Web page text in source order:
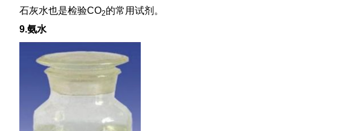
石灰水也是检验CO2的常用试剂。
9.氨水